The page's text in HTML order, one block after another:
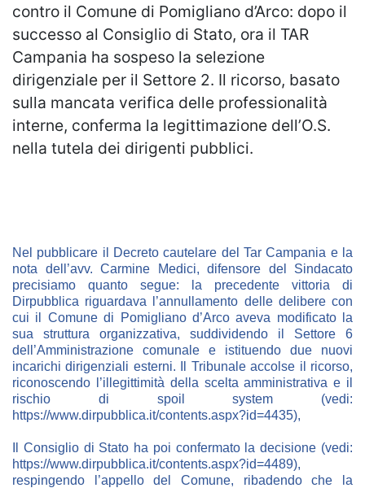
contro il Comune di Pomigliano d’Arco: dopo il
successo al Consiglio di Stato, ora il TAR
Campania ha sospeso la selezione
dirigenziale per il Settore 2. Il ricorso, basato
sulla mancata verifica delle professionalità
interne, conferma la legittimazione dell’O.S.
nella tutela dei dirigenti pubblici.
Nel pubblicare il Decreto cautelare del Tar Campania e la
nota dell’avv. Carmine Medici, difensore del Sindacato
precisiamo quanto segue: la precedente vittoria di
Dirpubblica riguardava l’annullamento delle delibere con
cui il Comune di Pomigliano d’Arco aveva modificato la
sua struttura organizzativa, suddividendo il Settore 6
dell’Amministrazione comunale e istituendo due nuovi
incarichi dirigenziali esterni. Il Tribunale accolse il ricorso,
riconoscendo l’illegittimità della scelta amministrativa e il
rischio di spoil system (vedi:
https://www.dirpubblica.it/contents.aspx?id=4435),
Il Consiglio di Stato ha poi confermato la decisione (vedi:
https://www.dirpubblica.it/contents.aspx?id=4489),
respingendo l’appello del Comune, ribadendo che la